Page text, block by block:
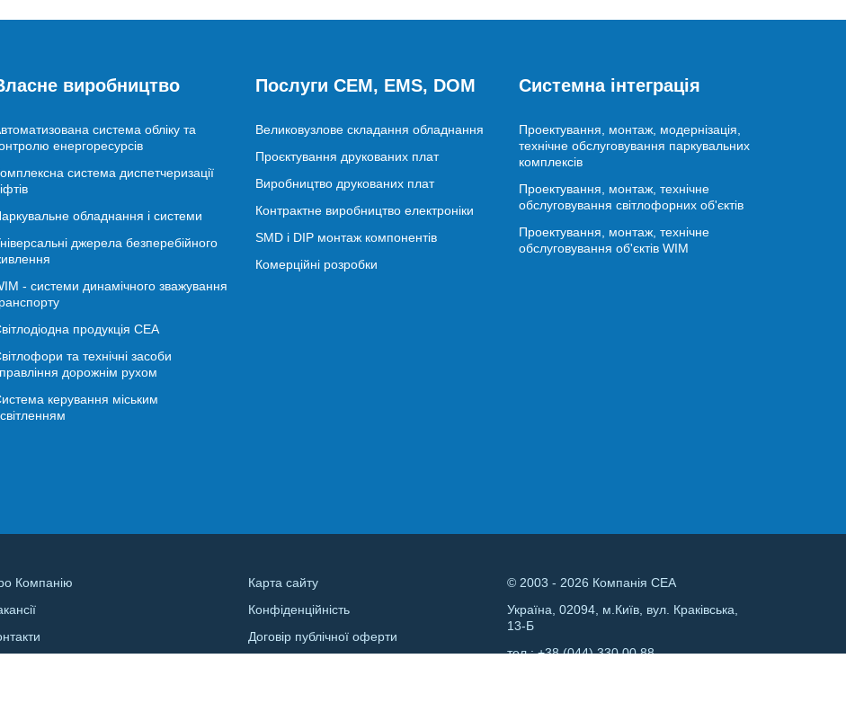
виробництво
система обліку та
енергоресурсів
система диспетчеризації
обладнання і системи
джерела безперебійного
- системи динамічного зважування
продукція СЕА
та технічні засоби
дорожнім рухом
керування міським
Послуги CEM, EMS, DOM
Великовузлове складання обладнання
Проєктування друкованих плат
Виробництво друкованих плат
Контрактне виробництво електроніки
SMD і DIP монтаж компонентів
Комерційні розробки
Системна інтеграція
Проектування, монтаж, модернізація,
технічне обслуговування паркувальних
комплексів
Проектування, монтаж, технічне
обслуговування світлофорних об'єктів
Проектування, монтаж, технічне
обслуговування об'єктів WIM
Компанію
Карта сайту
Конфіденційність
Договір публічної оферти
© 2003 - 2026 Компанія СЕА
Україна, 02094, м.Київ, вул. Краківська,
13-Б
тел.:+38 (044) 330 00 88